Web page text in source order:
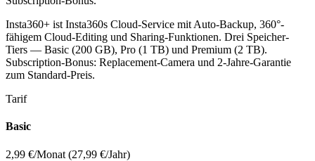
Insta360+ ist Insta360s Cloud-Service mit Auto-Backup, 360°-
fähigem Cloud-Editing und Sharing-Funktionen. Drei Speicher-
Tiers — Basic (200 GB), Pro (1 TB) und Premium (2 TB).
Subscription-Bonus: Replacement-Camera und 2-Jahre-Garantie
zum Standard-Preis.
Tarif
Basic
2,99 €/Monat (27,99 €/Jahr)